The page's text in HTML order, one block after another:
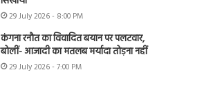
29 July 2026 - 8:00 PM
कंगना रनौत का विवादित बयान पर पलटवार,
बोलीं- आजादी का मतलब मर्यादा तोड़ना नहीं
29 July 2026 - 7:00 PM